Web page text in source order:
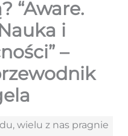
“Aware.
i
–
wielu z nas pragnie